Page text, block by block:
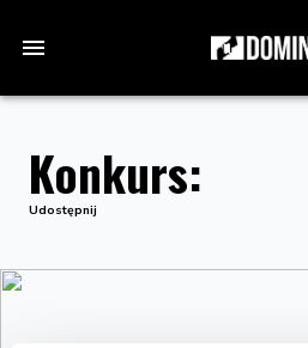
Konkurs:
Udostępnij